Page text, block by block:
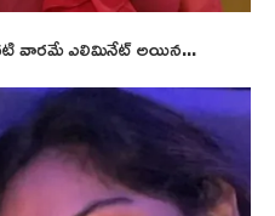
వారమే ఎలిమినేట్ అయిన...